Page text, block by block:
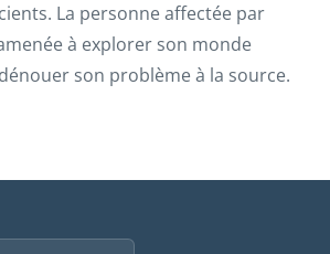
La personne affectée par
à explorer son monde
son problème à la source.